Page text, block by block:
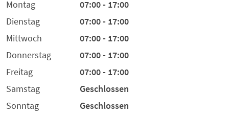
Montag
07:00 - 17:00
Dienstag
07:00 - 17:00
Mittwoch
07:00 - 17:00
Donnerstag
07:00 - 17:00
Freitag
07:00 - 17:00
Samstag
Geschlossen
Sonntag
Geschlossen